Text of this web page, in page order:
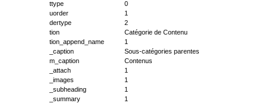
ttype
0
uorder
1
dertype
2
tion
Catégorie de Contenu
tion_append_name
1
_caption
Sous-catégories parentes
m_caption
Contenus
_attach
1
_images
1
_subheading
1
_summary
1